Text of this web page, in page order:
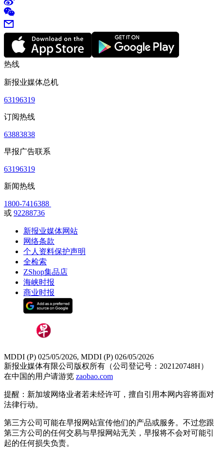
热线
新报业媒体总机
63196319
订阅热线
63883838
早报广告联系
63196319
新闻热线
1800-7416388
或 92288736
新报业媒体网站
网络条款
个人资料保护声明
全检索
ZShop集品店
海峡时报
商业时报
MDDI (P) 025/05/2026, MDDI (P) 026/05/2026
新报业媒体有限公司版权所有（公司登记号：202120748H）
在中国的用户请游览 zaobao.com
提醒：新加坡网络业者若未经许可，擅自引用本网内容将面对
法律行动。
第三方公司可能在早报网站宣传他们的产品或服务。不过您跟
第三方公司的任何交易与早报网站无关，早报将不会对可能引
起的任何损失负责。